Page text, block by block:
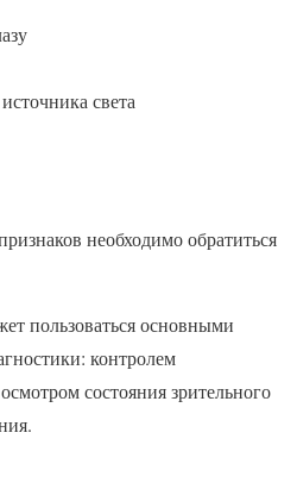
света
необходимо обратиться
пользоваться основными
контролем
состояния зрительного